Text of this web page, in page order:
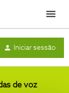
Menu
Iniciar sessão
de voz